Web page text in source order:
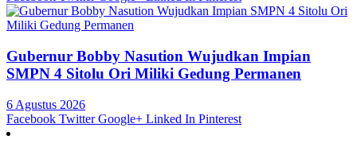
Gubernur Bobby Nasution Wujudkan Impian
SMPN 4 Sitolu Ori Miliki Gedung Permanen
6 Agustus 2026
Facebook Twitter Google+ Linked In Pinterest